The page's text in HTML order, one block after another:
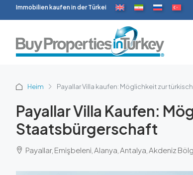
Immobilien kaufen in der Türkei
Heim Payallar Villa kaufen: Möglichkeit zur
Payallar Villa Kaufen:
Staatsbürgerschaft
Payallar, Emişbeleni, Alanya, Antalya, Akdeniz